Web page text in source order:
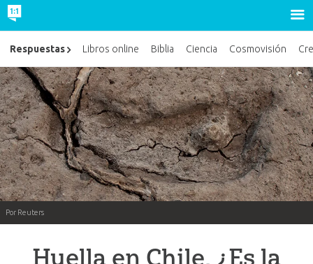
Por Reuters
Huella en Chile, ¿Es la
Respuestas Libros online Biblia Ciencia Cosmovisión